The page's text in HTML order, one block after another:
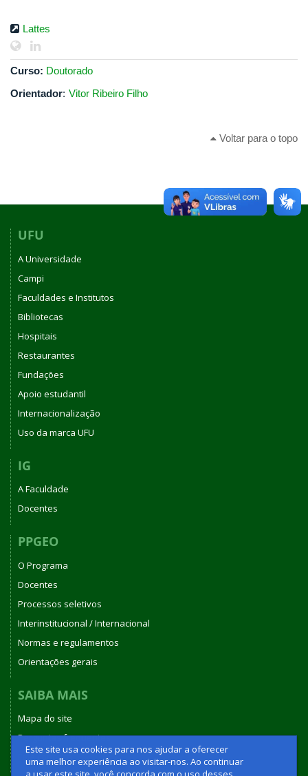
Este site usa cookies para nos ajudar a oferecer
uma melhor experiência ao visitar-nos. Ao continuar
Lattes
Curso: Doutorado
Orientador: Vitor Ribeiro Filho
Voltar para o topo
UFU
A Universidade
Campi
Faculdades e Institutos
Bibliotecas
Hospitais
Restaurantes
Fundações
Apoio estudantil
Internacionalização
Uso da marca UFU
IG
A Faculdade
Docentes
PPGEO
O Programa
Docentes
Processos seletivos
Interinstitucional / Internacional
Normas e regulamentos
Orientações gerais
SAIBA MAIS
Mapa do site
Perguntas frequentes
Fale conosco